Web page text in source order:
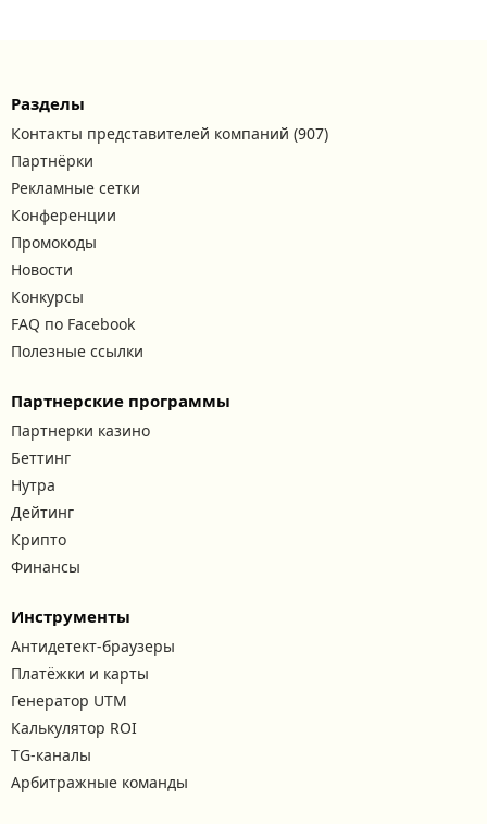
Разделы
Контакты представителей компаний (907)
Партнёрки
Рекламные сетки
Конференции
Промокоды
Новости
Конкурсы
FAQ по Facebook
Полезные ссылки
Партнерские программы
Партнерки казино
Беттинг
Нутра
Дейтинг
Крипто
Финансы
Инструменты
Антидетект-браузеры
Платёжки и карты
Генератор UTM
Калькулятор ROI
TG-каналы
Арбитражные команды